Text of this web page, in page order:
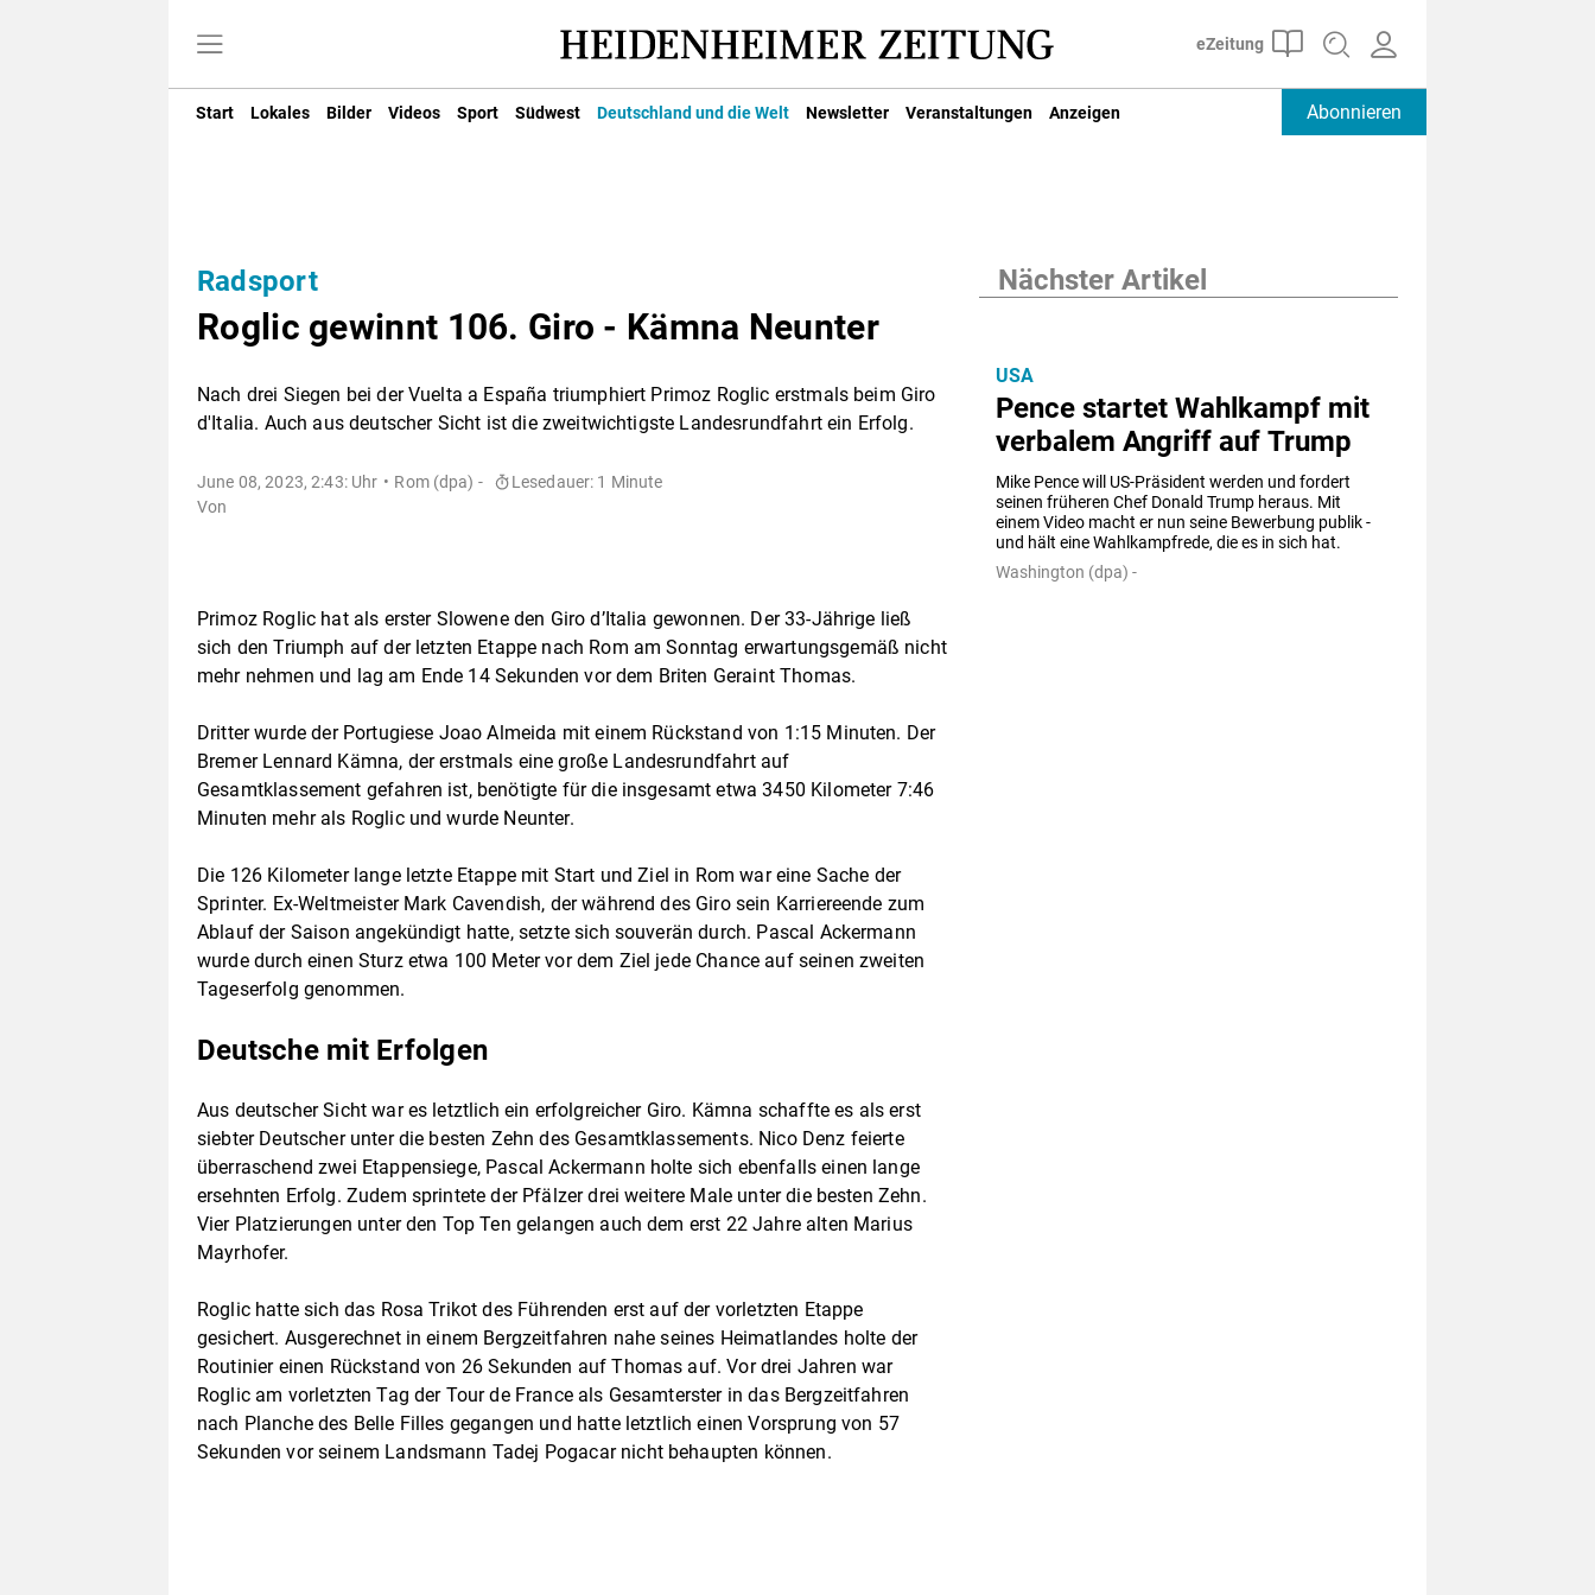
Start Lokales Bilder Videos Sport Südwest Deutschland und die Welt Newsletter Veranstaltungen Anzeigen Abonnieren
Radsport
Roglic gewinnt 106. Giro - Kämna Neunter
Nach drei Siegen bei der Vuelta a España triumphiert Primoz Roglic erstmals beim Giro
d'Italia. Auch aus deutscher Sicht ist die zweitwichtigste Landesrundfahrt ein Erfolg.
June 08, 2023, 2:43: Uhr Rom (dpa) -
Lesedauer: 1 Minute
Von
Primoz Roglic hat als erster Slowene den Giro d’Italia gewonnen. Der 33-Jährige ließ
sich den Triumph auf der letzten Etappe nach Rom am Sonntag erwartungsgemäß nicht
mehr nehmen und lag am Ende 14 Sekunden vor dem Briten Geraint Thomas.
Dritter wurde der Portugiese Joao Almeida mit einem Rückstand von 1:15 Minuten. Der
Bremer Lennard Kämna, der erstmals eine große Landesrundfahrt auf
Gesamtklassement gefahren ist, benötigte für die insgesamt etwa 3450 Kilometer 7:46
Minuten mehr als Roglic und wurde Neunter.
Die 126 Kilometer lange letzte Etappe mit Start und Ziel in Rom war eine Sache der
Sprinter. Ex-Weltmeister Mark Cavendish, der während des Giro sein Karriereende zum
Ablauf der Saison angekündigt hatte, setzte sich souverän durch. Pascal Ackermann
wurde durch einen Sturz etwa 100 Meter vor dem Ziel jede Chance auf seinen zweiten
Tageserfolg genommen.
Deutsche mit Erfolgen
Aus deutscher Sicht war es letztlich ein erfolgreicher Giro. Kämna schaffte es als erst
siebter Deutscher unter die besten Zehn des Gesamtklassements. Nico Denz feierte
überraschend zwei Etappensiege, Pascal Ackermann holte sich ebenfalls einen lange
ersehnten Erfolg. Zudem sprintete der Pfälzer drei weitere Male unter die besten Zehn.
Vier Platzierungen unter den Top Ten gelangen auch dem erst 22 Jahre alten Marius
Mayrhofer.
Roglic hatte sich das Rosa Trikot des Führenden erst auf der vorletzten Etappe
gesichert. Ausgerechnet in einem Bergzeitfahren nahe seines Heimatlandes holte der
Routinier einen Rückstand von 26 Sekunden auf Thomas auf. Vor drei Jahren war
Roglic am vorletzten Tag der Tour de France als Gesamterster in das Bergzeitfahren
nach Planche des Belle Filles gegangen und hatte letztlich einen Vorsprung von 57
Sekunden vor seinem Landsmann Tadej Pogacar nicht behaupten können.
Nächster Artikel
Pence startet Wahlkampf mit
verbalem Angriff auf Trump
Mike Pence will US-Präsident werden und fordert
seinen früheren Chef Donald Trump heraus. Mit
einem Video macht er nun seine Bewerbung publik -
und hält eine Wahlkampfrede, die es in sich hat.
USA
Washington (dpa) -